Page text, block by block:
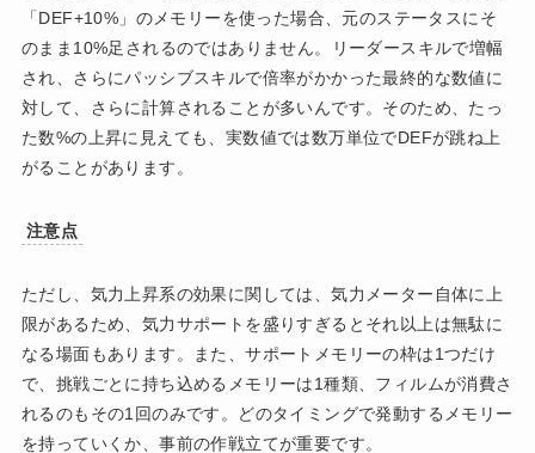
「DEF+10%」のメモリーを使った場合、元のステータスにそ
のまま10%足されるのではありません。リーダースキルで増幅
され、さらにパッシブスキルで倍率がかかった最終的な数値に
対して、さらに計算されることが多いんです。そのため、たっ
た数%の上昇に見えても、実数値では数万単位でDEFが跳ね上
がることがあります。
注意点
ただし、気力上昇系の効果に関しては、気力メーター自体に上
限があるため、気力サポートを盛りすぎるとそれ以上は無駄に
なる場面もあります。また、サポートメモリーの枠は1つだけ
で、挑戦ごとに持ち込めるメモリーは1種類、フィルムが消費さ
れるのもその1回のみです。どのタイミングで発動するメモリー
を持っていくか、事前の作戦立てが重要です。